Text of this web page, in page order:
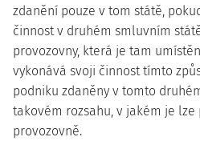
zdanění pouze v tom státě,
činnost v druhém smluvním
provozovny, která je tam
vykonává svoji činnost tímto
podniku zdaněny v tomto
takovém rozsahu, v jakém je
provozovně.